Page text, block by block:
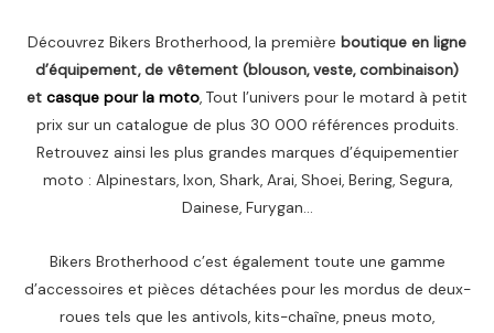
Découvrez Bikers Brotherhood, la première boutique en ligne
d’équipement, de vêtement (blouson, veste, combinaison)
et casque pour la moto, Tout l’univers pour le motard à petit
prix sur un catalogue de plus 30 000 références produits.
Retrouvez ainsi les plus grandes marques d’équipementier
moto : Alpinestars, Ixon, Shark, Arai, Shoei, Bering, Segura,
Dainese, Furygan…
Bikers Brotherhood c’est également toute une gamme
d’accessoires et pièces détachées pour les mordus de deux-
roues tels que les antivols, kits-chaîne, pneus moto,